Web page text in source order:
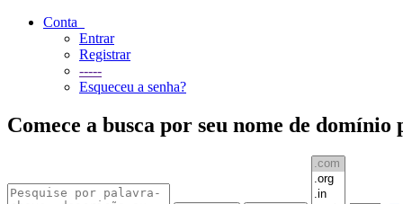
Conta
Entrar
Registrar
-----
Esqueceu a senha?
Comece a busca por seu nome de domínio